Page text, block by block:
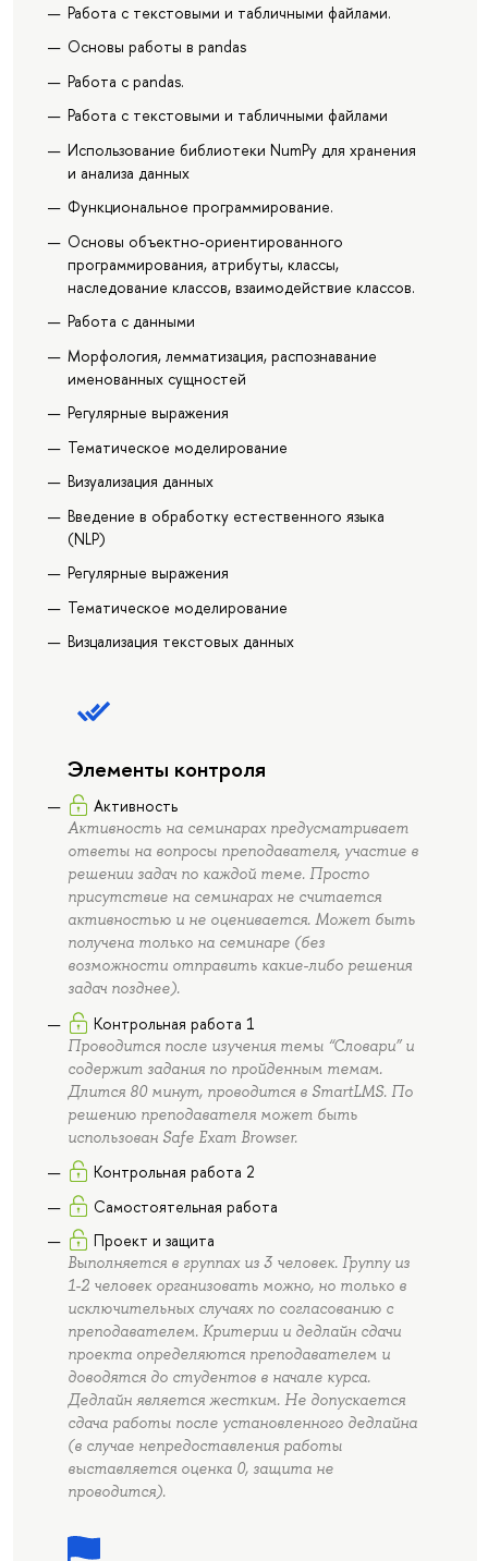
Работа с текстовыми и табличными файлами.
Основы работы в pandas
Работа с pandas.
Работа с текстовыми и табличными файлами
Использование библиотеки NumPy для хранения
и анализа данных
Функциональное программирование.
Основы объектно-ориентированного
программирования, атрибуты, классы,
наследование классов, взаимодействие классов.
Работа с данными
Морфология, лемматизация, распознавание
именованных сущностей
Регулярные выражения
Тематическое моделирование
Визуализация данных
Введение в обработку естественного языка
(NLP)
Регулярные выражения
Тематическое моделирование
Визцализация текстовых данных
Элементы контроля
Активность
Активность на семинарах предусматривает
ответы на вопросы преподавателя, участие в
решении задач по каждой теме. Просто
присутствие на семинарах не считается
активностью и не оценивается. Может быть
получена только на семинаре (без
возможности отправить какие-либо решения
задач позднее).
Контрольная работа 1
Проводится после изучения темы “Словари” и
содержит задания по пройденным темам.
Длится 80 минут, проводится в SmartLMS. По
решению преподавателя может быть
использован Safe Exam Browser.
Контрольная работа 2
Самостоятельная работа
Проект и защита
Выполняется в группах из 3 человек. Группу из
1-2 человек организовать можно, но только в
исключительных случаях по согласованию с
преподавателем. Критерии и дедлайн сдачи
проекта определяются преподавателем и
доводятся до студентов в начале курса.
Дедлайн является жестким. Не допускается
сдача работы после установленного дедлайна
(в случае непредоставления работы
выставляется оценка 0, защита не
проводится).